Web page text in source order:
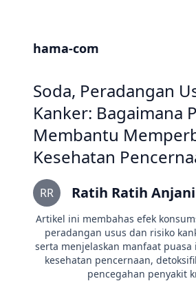
hama-com
Soda, Peradangan
Kanker: Bagaimana
Membantu
Kesehatan
RR Ratih Ratih Anjani
Artikel ini membahas efek
peradangan usus dan risiko
serta menjelaskan manfaat
kesehatan pencernaan,
pencegahan penyakit